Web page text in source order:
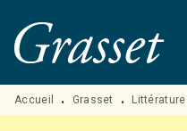
MENU RECHERCHE
PIED DE PAGE
Accueil • Grasset •